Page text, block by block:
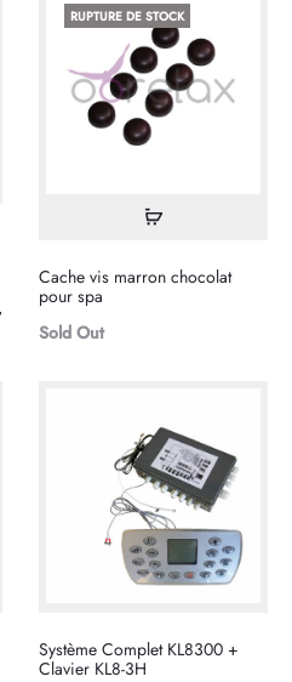
Ajouter
RUPTURE DE STOCK
Lire
suite
Cache vis marron chocolat
pour spa
Sold Out
Système Complet KL8300 +
Clavier KL8-3H